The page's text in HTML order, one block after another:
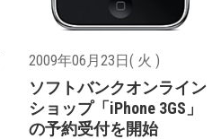
2009年06月23日( 火 )
ソフトバンクオンライン
ショップ「iPhone 3GS」
の予約受付を開始